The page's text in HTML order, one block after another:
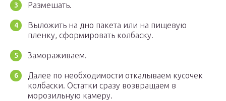
Размешать.
Выложить на дно пакета или на пищевую
пленку, сформировать колбаску.
Замораживаем.
Далее по необходимости откалываем кусочек
колбаски. Остатки сразу возвращаем в
морозильную камеру.